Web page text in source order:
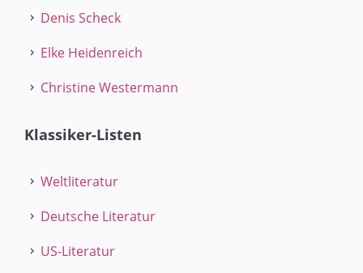
Denis Scheck
Elke Heidenreich
Christine Westermann
Klassiker-Listen
Weltliteratur
Deutsche Literatur
US-Literatur